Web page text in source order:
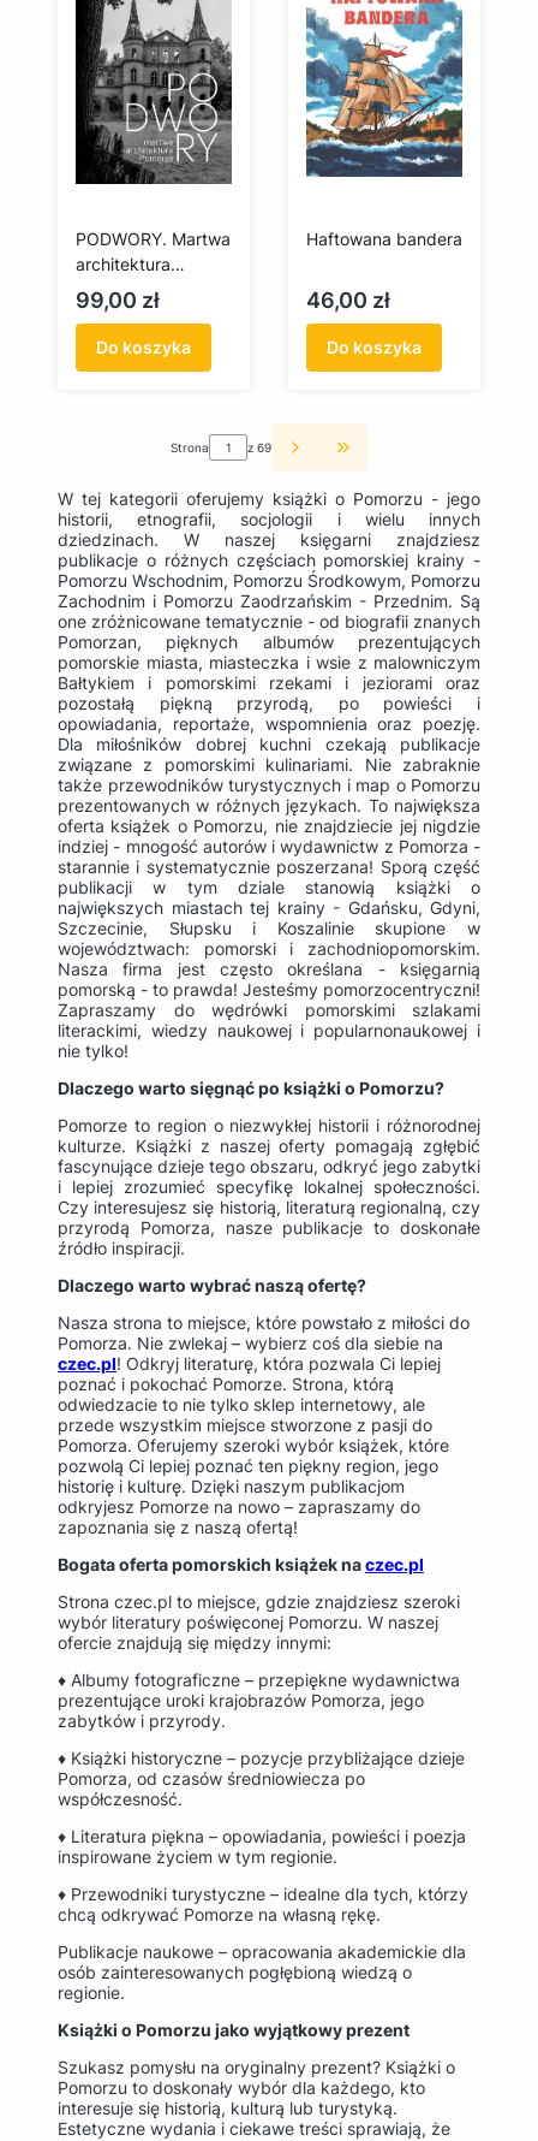
PODWORY. Martwa
architektura
Pomorza
Cena
99,00 zł
Do koszyka
Haftowana bandera
Cena
46,00 zł
Do koszyka
Strona z 69 Przejdź do ostatniej
W tej kategorii oferujemy książki o Pomorzu - jego
historii, etnografii, socjologii i wielu innych
dziedzinach. W naszej księgarni znajdziesz
publikacje o różnych częściach pomorskiej krainy -
Pomorzu Wschodnim, Pomorzu Środkowym, Pomorzu
Zachodnim i Pomorzu Zaodrzańskim - Przednim. Są
one zróżnicowane tematycznie - od biografii znanych
Pomorzan, pięknych albumów prezentujących
pomorskie miasta, miasteczka i wsie z malowniczym
Bałtykiem i pomorskimi rzekami i jeziorami oraz
pozostałą piękną przyrodą, po powieści i
opowiadania, reportaże, wspomnienia oraz poezję.
Dla miłośników dobrej kuchni czekają publikacje
związane z pomorskimi kulinariami. Nie zabraknie
także przewodników turystycznych i map o Pomorzu
prezentowanych w różnych językach. To największa
oferta książek o Pomorzu, nie znajdziecie jej nigdzie
indziej - mnogość autorów i wydawnictw z Pomorza -
starannie i systematycznie poszerzana! Sporą część
publikacji w tym dziale stanowią książki o
największych miastach tej krainy - Gdańsku, Gdyni,
Szczecinie, Słupsku i Koszalinie skupione w
województwach: pomorski i zachodniopomorskim.
Nasza firma jest często określana - księgarnią
pomorską - to prawda! Jesteśmy pomorzocentryczni!
Zapraszamy do wędrówki pomorskimi szlakami
literackimi, wiedzy naukowej i popularnonaukowej i
nie tylko!
Dlaczego warto sięgnąć po książki o Pomorzu?
Pomorze to region o niezwykłej historii i różnorodnej
kulturze. Książki z naszej oferty pomagają zgłębić
fascynujące dzieje tego obszaru, odkryć jego zabytki
i lepiej zrozumieć specyfikę lokalnej społeczności.
Czy interesujesz się historią, literaturą regionalną, czy
przyrodą Pomorza, nasze publikacje to doskonałe
źródło inspiracji.
Dlaczego warto wybrać naszą ofertę?
Nasza strona to miejsce, które powstało z miłości do
Pomorza. Nie zwlekaj – wybierz coś dla siebie na
czec.pl! Odkryj literaturę, która pozwala Ci lepiej
poznać i pokochać Pomorze. Strona, którą
odwiedzacie to nie tylko sklep internetowy, ale
przede wszystkim miejsce stworzone z pasji do
Pomorza. Oferujemy szeroki wybór książek, które
pozwolą Ci lepiej poznać ten piękny region, jego
historię i kulturę. Dzięki naszym publikacjom
odkryjesz Pomorze na nowo – zapraszamy do
zapoznania się z naszą ofertą!
Bogata oferta pomorskich książek naczec.pl
Strona czec.pl to miejsce, gdzie znajdziesz szeroki
wybór literatury poświęconej Pomorzu. W naszej
ofercie znajdują się między innymi:
♦ Albumy fotograficzne – przepiękne wydawnictwa
prezentujące uroki krajobrazów Pomorza, jego
zabytków i przyrody.
♦ Książki historyczne – pozycje przybliżające dzieje
Pomorza, od czasów średniowiecza po
współczesność.
♦ Literatura piękna – opowiadania, powieści i poezja
inspirowane życiem w tym regionie.
♦ Przewodniki turystyczne – idealne dla tych, którzy
chcą odkrywać Pomorze na własną rękę.
Publikacje naukowe – opracowania akademickie dla
osób zainteresowanych pogłębioną wiedzą o
regionie.
Książki o Pomorzu jako wyjątkowy prezent
Szukasz pomysłu na oryginalny prezent? Książki o
Pomorzu to doskonały wybór dla każdego, kto
interesuje się historią, kulturą lub turystyką.
Estetyczne wydania i ciekawe treści sprawiają, że